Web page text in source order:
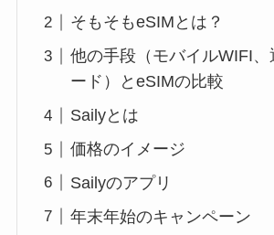
そもそもeSIMとは？
他の手段（モバイルWIFI、
ード）とeSIMの比較
Sailyとは
価格のイメージ
Sailyのアプリ
年末年始のキャンペーン